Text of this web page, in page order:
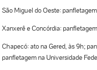
São Miguel do Oeste:
Xanxerê e Concórdia:
Chapecó: ato na Gered, às 9h;
panfletagem na Universidade